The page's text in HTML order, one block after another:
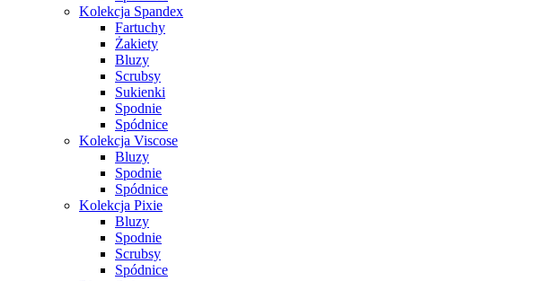
Kolekcja Spandex
Fartuchy
Żakiety
Bluzy
Scrubsy
Sukienki
Spodnie
Spódnice
Kolekcja Viscose
Bluzy
Spodnie
Spódnice
Kolekcja Pixie
Bluzy
Spodnie
Scrubsy
Spódnice